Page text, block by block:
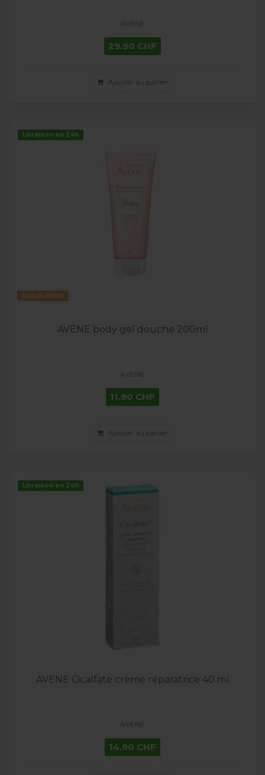
AVENE
29.90 CHF
Ajouter au panier
Livraison en 24h
Stock limité
AVENE body gel douche 200ml
AVENE
11.90 CHF
Ajouter au panier
Livraison en 24h
AVENE Cicalfate crème réparatrice 40 ml
AVENE
14.90 CHF